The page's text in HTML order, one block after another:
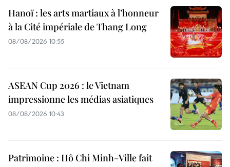
Hanoï : les arts martiaux à l’honneur
à la Cité impériale de Thang Long
08/08/2026 10:55
ASEAN Cup 2026 : le Vietnam
impressionne les médias asiatiques
08/08/2026 10:43
Patrimoine : Hô Chi Minh-Ville fait